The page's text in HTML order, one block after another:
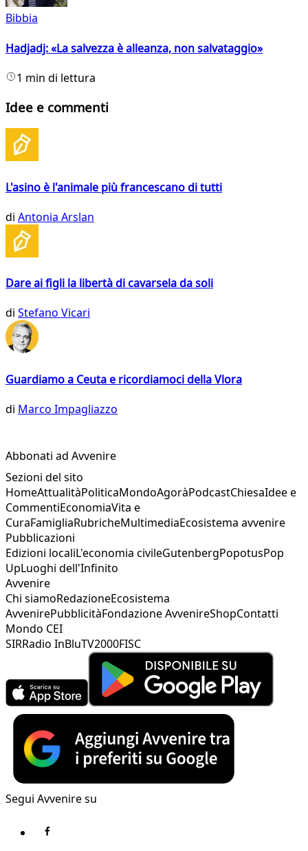
Bibbia
Hadjadj: «La salvezza è alleanza, non salvataggio»
1 min di lettura
Idee e commenti
L'asino è l'animale più francescano di tutti
di Antonia Arslan
Dare ai figli la libertà di cavarsela da soli
di Stefano Vicari
Guardiamo a Ceuta e ricordiamoci della Vlora
di Marco Impagliazzo
Abbonati ad Avvenire
Sezioni del sito
HomeAttualitàPoliticaMondoAgoràPodcastChiesaIdee e
CommentiEconomiaVita e
CuraFamigliaRubricheMultimediaEcosistema avvenire
Pubblicazioni
Edizioni localiL'economia civileGutenbergPopotusPop
UpLuoghi dell'Infinito
Avvenire
Chi siamoRedazioneEcosistema
AvvenirePubblicitàFondazione AvvenireShopContatti
Mondo CEI
SIRRadio InBluTV2000FISC
Segui Avvenire su